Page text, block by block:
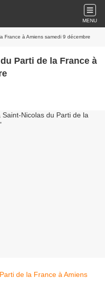
MENU
France à Amiens samedi 9 décembre
Parti de la France à